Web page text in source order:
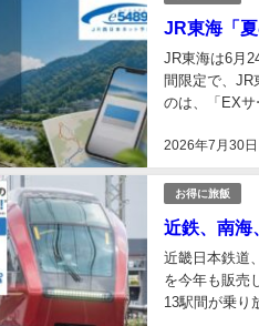
JR東海「
2026年7月30日
JR東海は6月
間限定で、JR
のは、「EX
お得に旅飯
近鉄、南海
近畿日本鉄道
を今年も販売
13駅間が乗り